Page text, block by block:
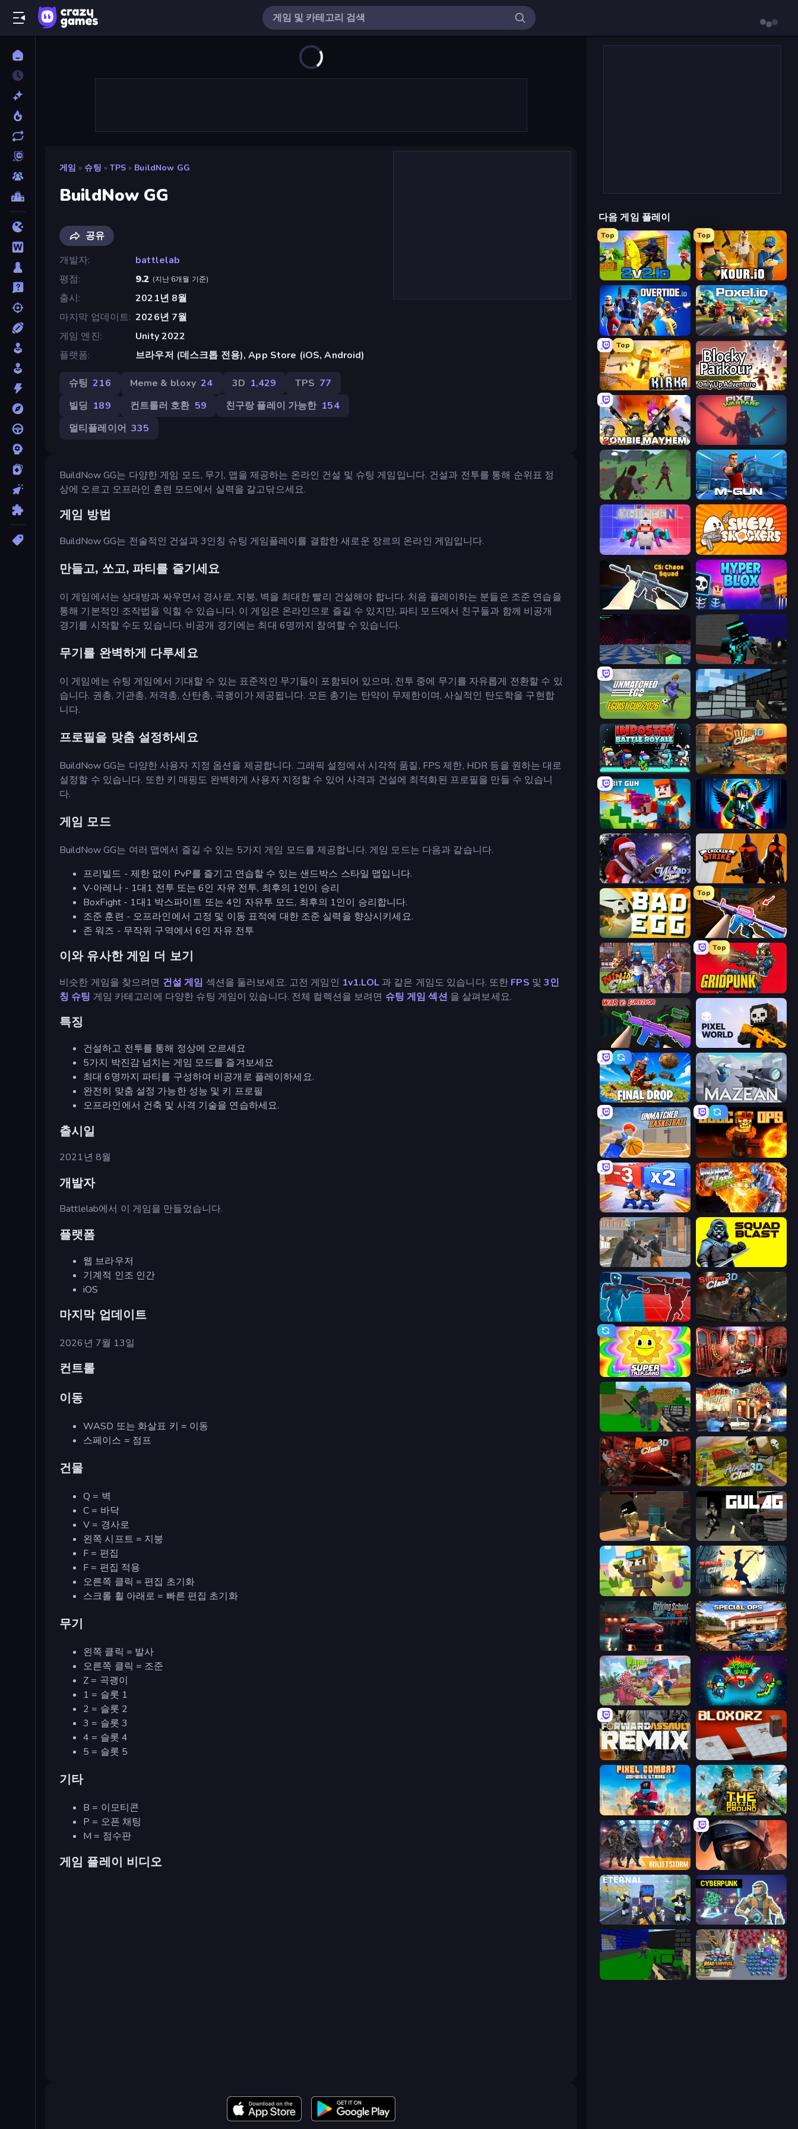
게임 » 슈팅 » TPS » BuildNow GG
BuildNow GG
공유
개발자
battlelab
평점
9.2 (지난 6개월 기준)
출시
2021년 8월
마지막 업데이트 2026년 7월
게임 엔진
Unity 2022
플랫폼
브라우저 (데스크톱 전용), App Store (iOS, Android)
슈팅 216 Meme & bloxy 24 3D 1,429 TPS 77
빌딩 189 컨트롤러 호환 59 친구랑 플레이 가능한 154
멀티플레이어 335
BuildNow GG는 다양한 게임 모드, 무기, 맵을 제공하는 온라인 건설 및 슈팅 게임입니다. 건설과 전투를 통해 순위표 정
상에 오르고 오프라인 훈련 모드에서 실력을 갈고닦으세요.
게임 방법
BuildNow GG는 전술적인 건설과 3인칭 슈팅 게임플레이를 결합한 새로운 장르의 온라인 게임입니다.
만들고, 쏘고, 파티를 즐기세요
이 게임에서는 상대방과 싸우면서 경사로, 지붕, 벽을 최대한 빨리 건설해야 합니다. 처음 플레이하는 분들은 조준 연습을
통해 기본적인 조작법을 익힐 수 있습니다. 이 게임은 온라인으로 즐길 수 있지만, 파티 모드에서 친구들과 함께 비공개
경기를 시작할 수도 있습니다. 비공개 경기에는 최대 6명까지 참여할 수 있습니다.
무기를 완벽하게 다루세요
이 게임에는 슈팅 게임에서 기대할 수 있는 표준적인 무기들이 포함되어 있으며, 전투 중에 무기를 자유롭게 전환할 수 있
습니다. 권총, 기관총, 저격총, 산탄총, 곡괭이가 제공됩니다. 모든 총기는 탄약이 무제한이며, 사실적인 탄도학을 구현합
니다.
프로필을 맞춤 설정하세요
BuildNow GG는 다양한 사용자 지정 옵션을 제공합니다. 그래픽 설정에서 시각적 품질, FPS 제한, HDR 등을 원하는 대로
설정할 수 있습니다. 또한 키 매핑도 완벽하게 사용자 지정할 수 있어 사격과 건설에 최적화된 프로필을 만들 수 있습니
다.
게임 모드
BuildNow GG는 여러 맵에서 즐길 수 있는 5가지 게임 모드를 제공합니다. 게임 모드는 다음과 같습니다.
프리빌드 - 제한 없이 PvP를 즐기고 연습할 수 있는 샌드박스 스타일 맵입니다.
V-아레나 - 1대1 전투 또는 6인 자유 전투, 최후의 1인이 승리
BoxFight - 1대1 박스파이트 또는 4인 자유투 모드, 최후의 1인이 승리합니다.
조준 훈련 - 오프라인에서 고정 및 이동 표적에 대한 조준 실력을 향상시키세요.
존 워즈 - 무작위 구역에서 6인 자유 전투
이와 유사한 게임 더 보기
비슷한 게임을 찾으려면 건설 게임 섹션을 둘러보세요. 고전 게임인 1v1.LOL과 같은 게임도 있습니다. 또한 FPS 및3인
칭 슈팅 게임 카테고리에 다양한 슈팅 게임이 있습니다. 전체 컬렉션을 보려면 슈팅 게임 섹션 을 살펴보세요.
특징
건설하고 전투를 통해 정상에 오르세요
5가지 박진감 넘치는 게임 모드를 즐겨보세요
최대 6명까지 파티를 구성하여 비공개로 플레이하세요.
완전히 맞춤 설정 가능한 성능 및 키 프로필
오프라인에서 건축 및 사격 기술을 연습하세요.
출시일
2021년 8월
개발자
Battlelab에서 이 게임을 만들었습니다.
플랫폼
웹 브라우저
기계적 인조 인간
iOS
마지막 업데이트
2026년 7월 13일
컨트롤
이동
WASD 또는 화살표 키 = 이동
스페이스 = 점프
건물
Q = 벽
C = 바닥
V = 경사로
왼쪽 시프트 = 지붕
F = 편집
F = 편집 적용
오른쪽 클릭 = 편집 초기화
스크롤 휠 아래로 = 빠른 편집 초기화
무기
왼쪽 클릭 = 발사
오른쪽 클릭 = 조준
Z = 곡괭이
1 = 슬롯 1
2 = 슬롯 2
3 = 슬롯 3
4 = 슬롯 4
5 = 슬롯 5
기타
B = 이모티콘
P = 오픈 채팅
M = 점수판
게임 플레이 비디오
다음 게임 플레이
Top
2v2.io
Top
Kour.io
Overtide.io Poxel.io
Top
Kirka.io Blocky Parkour: Only Up Adventure
Zombie Mayhem Pixel Warfare
Battle Royale Survival Muscle Gun.IO
Chicken CS Shell Shockers
CS: Chaos Squad Hyperblox Shooting
Crazy Bots Pixel Wars of Hero
Pixel Gun 3D
Imposter Battle Royale Sniper Clash 3D
Bit Gun.io
Winter Clash 3D Chicken Strike
Bad Egg
Top
KS Z
Ninja Clash Heroes
Top
War V: Survivor Pixel World
Final Drop Mazean
Unmatched Basketball BLOCOPS
Battle Brigade Moon Clash Heroes
Gangsters Squad SquadBlast
Battle of the Soldiers: Red vs Blue Subway Clash Remastered
SuperTrip.Land Subway Clash 2
Crazy Pixel Apocalypse Vegas Clash 3D
Rocket Clash 3D Airport Clash 3D
Pixel Force Gulag
Pixel Shooter Zombie Clash 3D: Halloween
Driving School Simulator Special Ops: GO
Farm Clash 3D Zombie Space Episode 2
Forward Assault Remix Bloxorz
Pixel Combat: Zombies Strike The Battleground
Bulletstorm Bullet Force
Eternal Road Cyberpunk: Resistance
Advanced Pixel Apocalypse 3 Road Survival